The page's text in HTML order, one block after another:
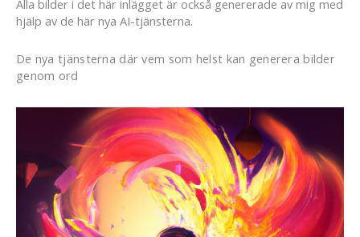
Alla bilder i det här inlägget är också genererade av mig med
hjälp av de här nya AI-tjänsterna.
De nya tjänsterna där vem som helst kan generera bilder
genom ord